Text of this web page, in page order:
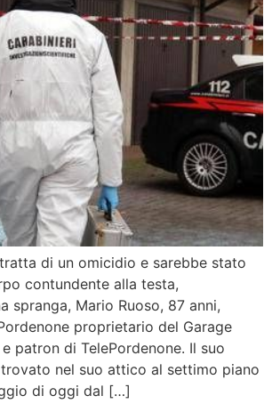
di un omicidio e sarebbe stato
contundente alla testa,
spranga, Mario Ruoso, 87 anni,
proprietario del Garage
patron di TelePordenone. Il suo
nel suo attico al settimo piano
di oggi dal […]